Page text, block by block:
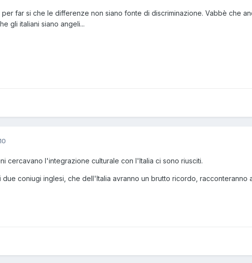
per far si che le differenze non siano fonte di discriminazione. Vabbè che
gli italiani siano angeli...
cercavano l'integrazione culturale con l'Italia ci sono riusciti.
due coniugi inglesi, che dell'Italia avranno un brutto ricordo, racconteranno